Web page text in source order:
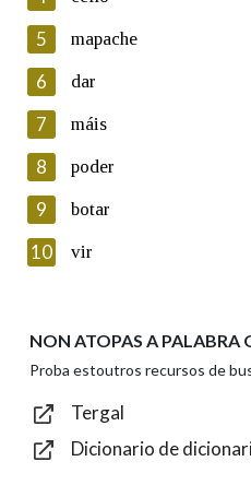
Lin e acepto as
Introduce o código que
Texto de verificación
Enviar
5 mapache
6 dar
7 máis
8 poder
9 botar
10 vir
NON ATOPAS A PALABRA
Proba estoutros recursos de
Tergal
Dicionario de